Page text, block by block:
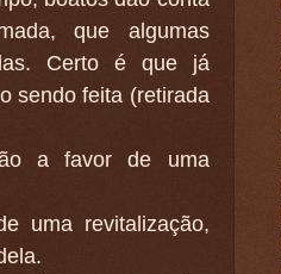
que algumas
Certo é que já
sendo feita (retirada
a favor de uma
uma revitalização,